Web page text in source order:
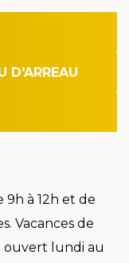
D'ARREAU
à 12h et de
Vacances de
ouvert lundi au